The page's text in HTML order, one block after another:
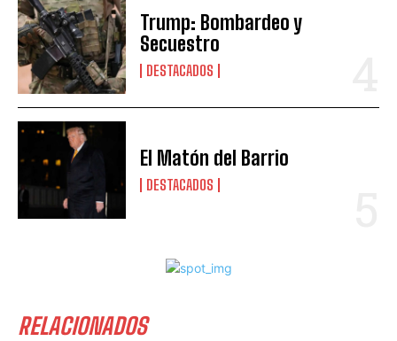
Trump: Bombardeo y
Secuestro
DESTACADOS
El Matón del Barrio
DESTACADOS
RELACIONADOS